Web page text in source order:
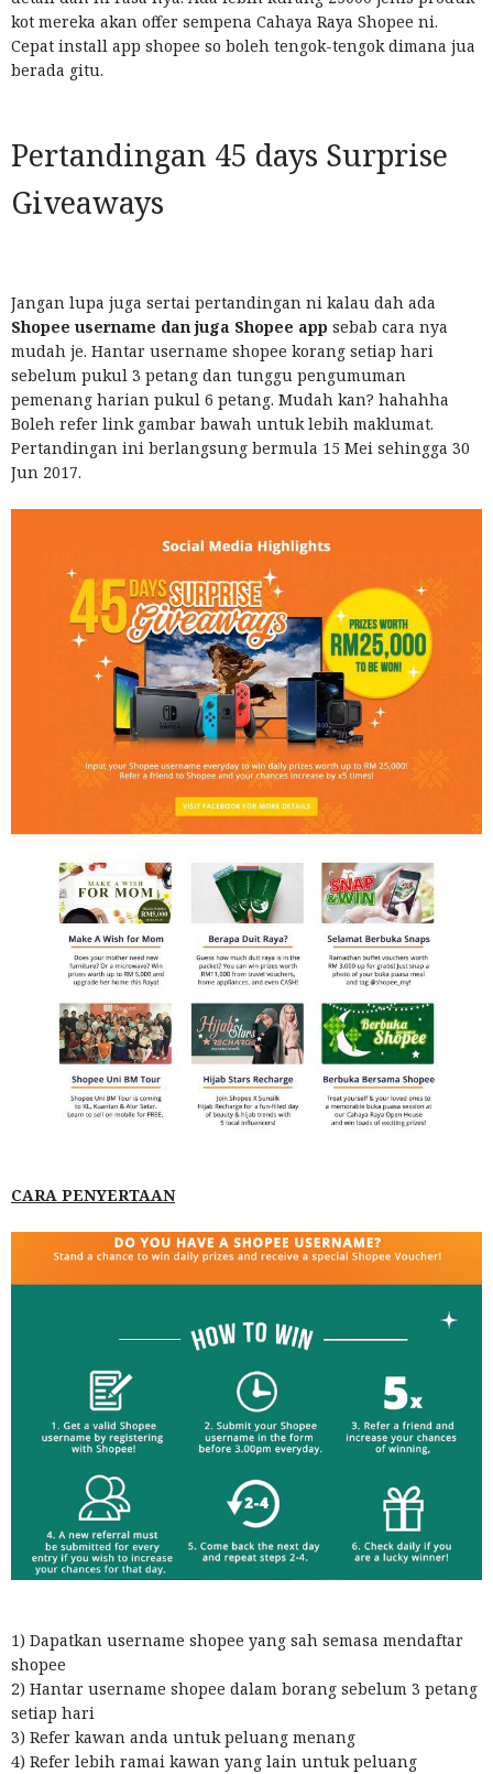
kot mereka akan offer sempena Cahaya Raya Shopee ni.
Cepat install app shopee so boleh tengok-tengok dimana jua
berada gitu.
Pertandingan 45 days Surprise
Giveaways
Jangan lupa juga sertai pertandingan ni kalau dah ada
Shopee username dan juga Shopee app sebab cara nya
mudah je. Hantar username shopee korang setiap hari
sebelum pukul 3 petang dan tunggu pengumuman
pemenang harian pukul 6 petang. Mudah kan? hahahha
Boleh refer link gambar bawah untuk lebih maklumat.
Pertandingan ini berlangsung bermula 15 Mei sehingga 30
Jun 2017.
CARA PENYERTAAN
1) Dapatkan username shopee yang sah semasa mendaftar
shopee
2) Hantar username shopee dalam borang sebelum 3 petang
setiap hari
3) Refer kawan anda untuk peluang menang
4) Refer lebih ramai kawan yang lain untuk peluang